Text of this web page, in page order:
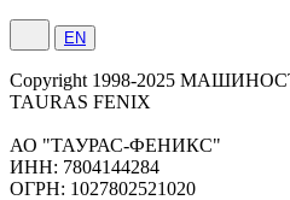
EN
Сopyright 1998-2025
TAURAS FENIX
АО "ТАУРАС-ФЕНИКС"
ИНН: 7804144284
ОГРН: 1027802521020